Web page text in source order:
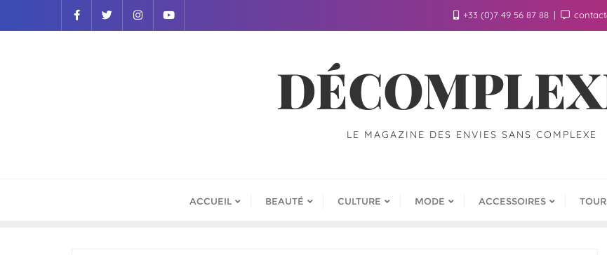
+33 (0)7 49 56 87 88
LE MAGAZINE DES ENVIES SANS COMPLEXE
ACCUEIL BEAUTÉ CULTURE MODE ACCESSOIRES